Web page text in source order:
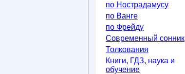
по Нострадамусу
по Ванге
по Фрейду
Современный сонник
Толкования
Книги, ГДЗ, наука и
обучение